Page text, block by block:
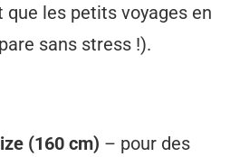
que les petits voyages en
sans stress !).
(160 cm) – pour des